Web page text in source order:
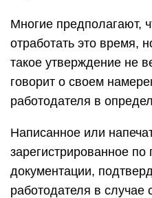
Многие предполагают,
отработать это время,
такое утверждение не
говорит о своем
работодателя в
Написанное или
зарегистрированное
документации,
работодателя в случае